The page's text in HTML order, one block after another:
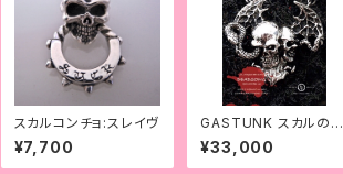
スカルコンチョ:スレイヴ
¥7,700
GASTUNK スカルのペ
ンダント:DEAD SONG
¥33,000